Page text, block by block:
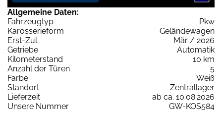
Allgemeine Daten:
Fahrzeugtyp
Pkw
Karosserieform
Geländewagen
Erst-Zul.
Mär / 2026
Getriebe
Automatik
Kilometerstand
10 km
Anzahl der Türen
5
Farbe
Weiß
Standort
Zentrallager
Lieferzeit
ab ca. 10.08.2026
Unsere Nummer
GW-KOS584